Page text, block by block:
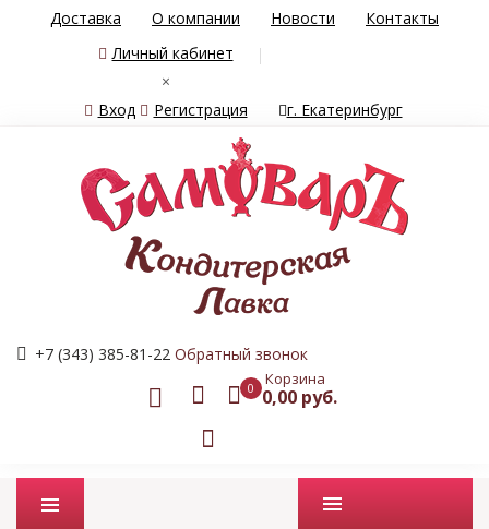
Доставка О компании Новости
Контакты
Личный кабинет
×
Вход
Регистрация г. Екатеринбург
+7 (343) 385-81-22 Обратный звонок
0 Корзина
0,00 руб.